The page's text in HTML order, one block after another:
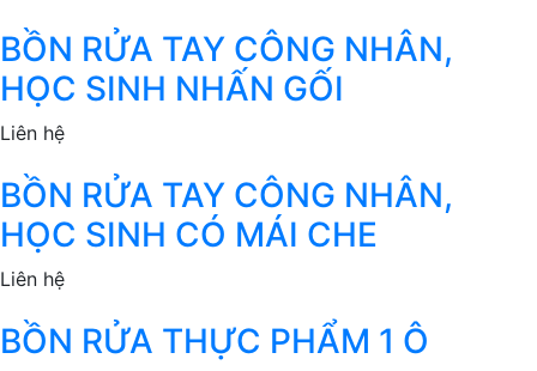
BỒN RỬA TAY CÔNG NHÂN,
HỌC SINH NHẤN GỐI
Liên hệ
BỒN RỬA TAY CÔNG NHÂN,
HỌC SINH CÓ MÁI CHE
Liên hệ
BỒN RỬA THỰC PHẨM 1 Ô